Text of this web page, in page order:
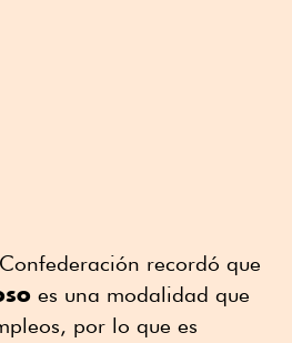
recordó que
es una modalidad que
por lo que es